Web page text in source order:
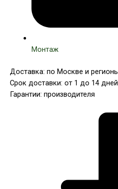
Монтаж
Доставка: по Москве и
Срок доставки: от 1 до 14 дней
Гарантии: производителя